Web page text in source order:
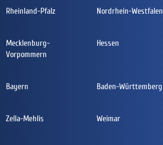
Rheinland-Pfalz Nordrhein-Westfalen
Mecklenburg-
Vorpommern
Hessen
Bayern Baden-Württemberg
Zella-Mehlis Weimar